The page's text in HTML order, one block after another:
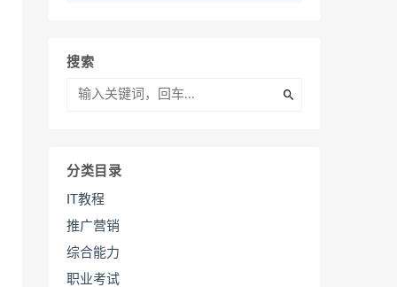
搜索
分类目录
IT教程
推广营销
综合能力
职业考试